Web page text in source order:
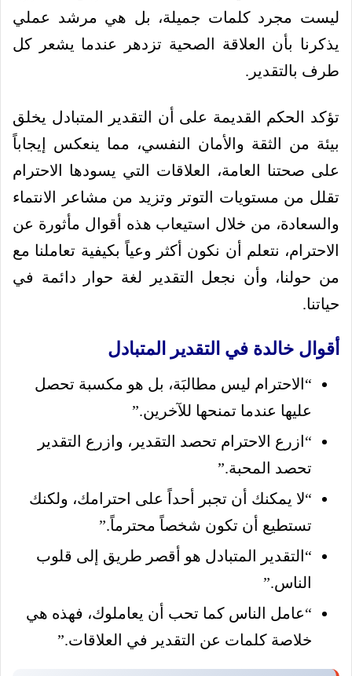
ليست مجرد كلمات جميلة، بل هي مرشد عملي
يذكرنا بأن العلاقة الصحية تزدهر عندما يشعر كل
طرف بالتقدير.
تؤكد الحكم القديمة على أن التقدير المتبادل يخلق
بيئة من الثقة والأمان النفسي، مما ينعكس إيجاباً
على صحتنا العامة، العلاقات التي يسودها الاحترام
تقلل من مستويات التوتر وتزيد من مشاعر الانتماء
والسعادة، من خلال استيعاب هذه أقوال مأثورة عن
الاحترام، نتعلم أن نكون أكثر وعياً بكيفية تعاملنا مع
من حولنا، وأن نجعل التقدير لغة حوار دائمة في
حياتنا.
أقوال خالدة في التقدير المتبادل
“الاحترام ليس مطالبَة، بل هو مكسبة تحصل
عليها عندما تمنحها للآخرين.”
“ازرع الاحترام تحصد التقدير، وازرع التقدير
تحصد المحبة.”
“لا يمكنك أن تجبر أحداً على احترامك، ولكنك
تستطيع أن تكون شخصاً محترماً.”
“التقدير المتبادل هو أقصر طريق إلى قلوب
الناس.”
“عامل الناس كما تحب أن يعاملوك، فهذه هي
خلاصة كلمات عن التقدير في العلاقات.”